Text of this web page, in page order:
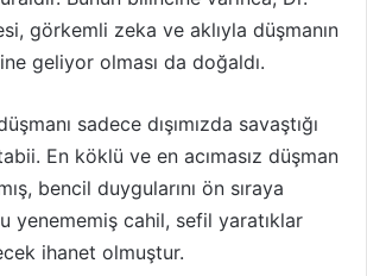
görkemli zeka ve aklıyla düşmanın
geliyor olması da doğaldı.
sadece dışımızda savaştığı
En köklü ve en acımasız düşman
bencil duygularını ön sıraya
yenememiş cahil, sefil yaratıklar
ihanet olmuştur.